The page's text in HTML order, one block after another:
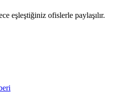
eşleştiğiniz ofislerle paylaşılır.